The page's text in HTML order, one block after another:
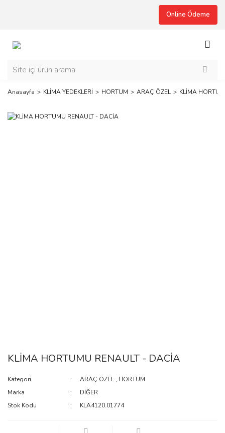
Online Ödeme
Anasayfa KLİMA YEDEKLERİ HORTUM ARAÇ ÖZEL KLİMA
KLİMA HORTUMU RENAULT - DACİA
Kategori ARAÇ ÖZEL, HORTUM
Marka
DİĞER
Stok Kodu
KLA4120.01774